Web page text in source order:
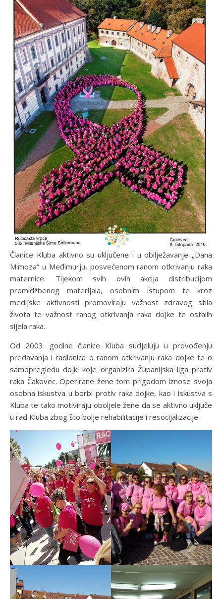
Članice Kluba aktivno su uključene i u obilježavanje „Dana
Mimoza“ u Međimurju, posvećenom ranom otkrivanju raka
maternice. Tijekom svih ovih akcija distribucijom
promidžbenog materijala, osobnim istupom te kroz
medijske aktivnosti promoviraju važnost zdravog stila
života te važnost ranog otkrivanja raka dojke te ostalih
sijela raka.
Od 2003. godine članice Kluba sudjeluju u provođenju
predavanja i radionica o ranom otkrivanju raka dojke te o
samopregledu dojki koje organizira Županijska liga protiv
raka Čakovec. Operirane žene tom prigodom iznose svoja
osobna iskustva u borbi protiv raka dojke, kao i iskustva s
Kluba te tako motiviraju oboljele žene da se aktivno uključe
u rad Kluba zbog što bolje rehabilitacije i resocijalizacije.